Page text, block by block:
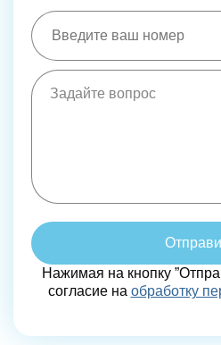
Нажимая на кнопку
согласие на обработку